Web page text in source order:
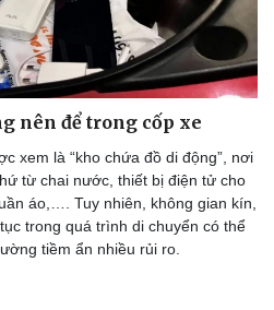
Giải trí
Nghệ sĩ
nên để trong cốp xe
xem là “kho chứa đồ di động”, nơi
từ chai nước, thiết bị điện tử cho
áo,…. Tuy nhiên, không gian kín,
trong quá trình di chuyển có thể
tiềm ẩn nhiều rủi ro.